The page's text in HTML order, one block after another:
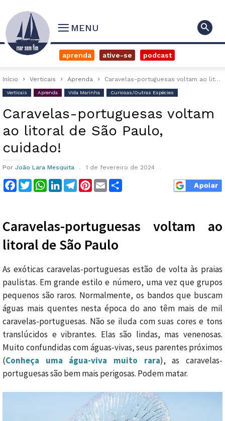
MENU
aprenda ative-se podcast
Início Verticais Aprenda Caravelas-portuguesas voltam ao litoral de São Paulo, cuidado!
Verticais Aprenda Vida Marinha Curiosas/Outras Espécies
Caravelas-portuguesas voltam
ao litoral de São Paulo,
cuidado!
Por João Lara Mesquita 1 de fevereiro de 2024
Facebook
TwitterWhatsApp
LinkedInTelegram
Pinterest
Email
Caravelas-portuguesas voltam ao
litoral de São Paulo
As exóticas caravelas-portuguesas estão de volta às praias
paulistas. Em grande estilo e número, uma vez que grupos
pequenos são raros. Normalmente, os bandos que buscam
águas mais quentes nesta época do ano têm mais de mil
caravelas-portuguesas. Não se iluda com suas cores e tons
translúcidos e vibrantes. Elas são lindas, mas venenosas.
Muito confundidas com águas-vivas, seus parentes próximos
(Conheça uma água-viva muito rara), as caravelas-
portuguesas são bem mais perigosas. Podem matar.